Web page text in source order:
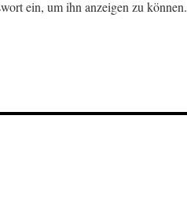
ein, um ihn anzeigen zu können.